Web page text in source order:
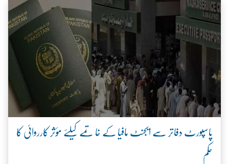
پاسپورٹ دفاتر سے ایجنٹ مافیا کے خاتمے کیلئے مؤثر کارروائی کا
حکم